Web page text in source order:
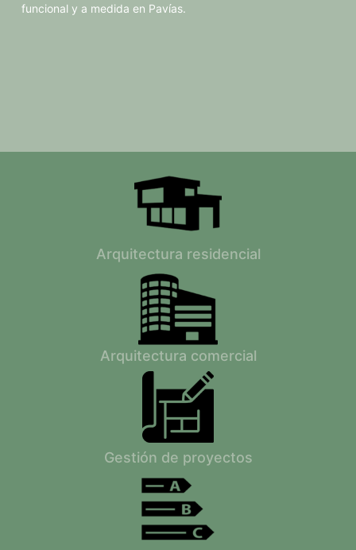
funcional y a medida en Pavías.
Arquitectura residencial
Arquitectura comercial
Gestión de proyectos